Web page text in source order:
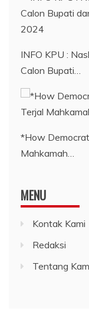
INFO KPU :
Calon Bupati…
*How
Mahkamah…
MENU
Kontak Kami
Redaksi
Tentang